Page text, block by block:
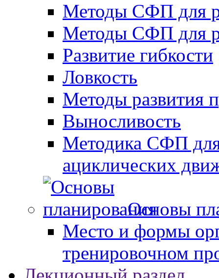
Методы СФП для
Методы СФП для
Развитие гибкости
Ловкость
Методы развития
Выносливость
Методика СФП для
ациклических
Основы
Место и формы
тренировочном